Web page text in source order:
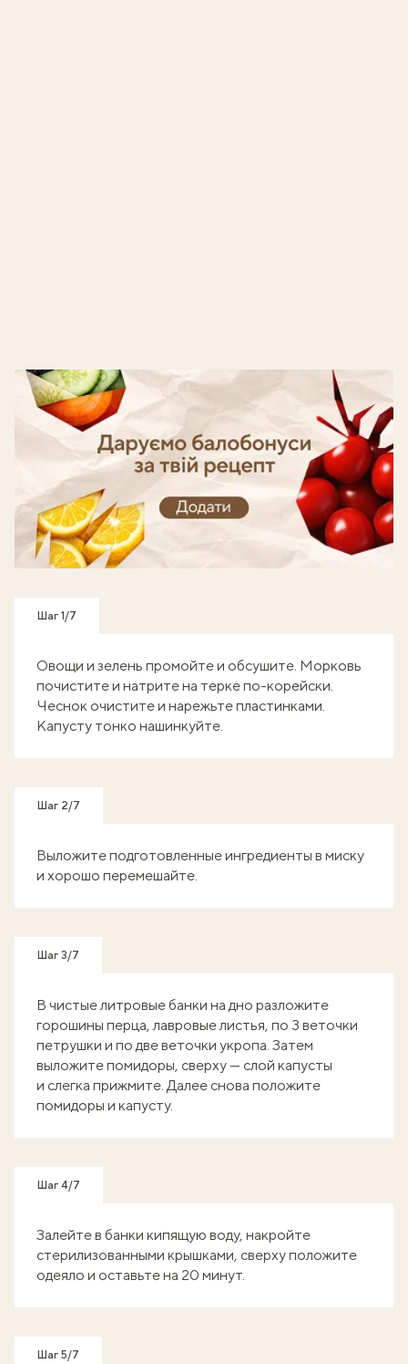
Шаг 1/7
Овощи и зелень промойте и обсушите. Морковь
почистите и натрите на терке по-корейски.
Чеснок очистите и нарежьте пластинками.
Капусту тонко нашинкуйте.
Шаг 2/7
Выложите подготовленные ингредиенты в миску
и хорошо перемешайте.
Шаг 3/7
В чистые литровые банки на дно разложите
горошины перца, лавровые листья, по 3 веточки
петрушки и по две веточки укропа. Затем
выложите помидоры, сверху — слой капусты
и слегка прижмите. Далее снова положите
помидоры и капусту.
Шаг 4/7
Залейте в банки кипящую воду, накройте
стерилизованными крышками, сверху положите
одеяло и оставьте на 20 минут.
Шаг 5/7